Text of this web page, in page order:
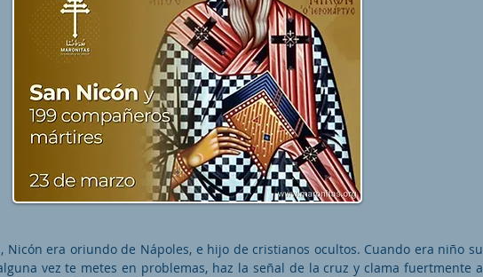
Nicón era oriundo de Nápoles, e hijo de cristianos ocultos. Cuando era niño su
vez te metes en problemas, haz la señal de la cruz y clama fuertmente a